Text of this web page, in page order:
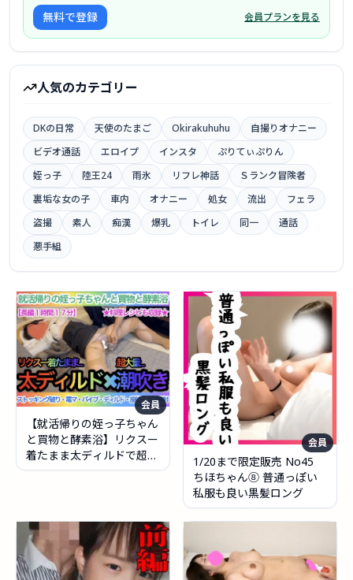
無料で登録 会員プランを見る
人気のカテゴリー
DKの日常 天使のたまご Okirakuhuhu
自撮りオナニー
ビデオ通話
エロイプ インスタ
ぷりてぃぷりん
姪っ子
陸王24 雨氷 リフレ神話
Ｓランク冒険者
裏垢な女の子
車内 オナニー 処女 流出
フェラ
盗撮
素人 痴漢 爆乳 トイレ 同一
通話
悪手組
【就活帰りの姪っ子ちゃん
と買物と酵素浴】リクスー
着たまま太ディルドで超大
量潮吹き〜お勧め料理レシ
会員
1/20まで限定販売 No45
ちほちゃん⑧ 普通っぽい
私服も良い黒髪ロング
会員